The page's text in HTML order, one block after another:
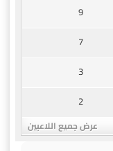
9
7
3
2
عرض جميع اللاعبين